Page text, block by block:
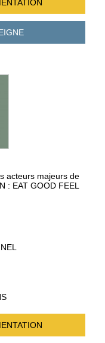
acteurs majeurs de
: EAT GOOD FEEL